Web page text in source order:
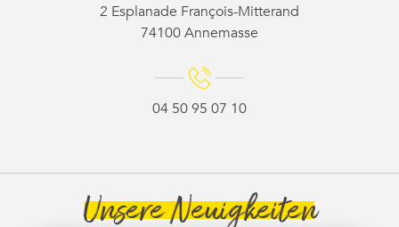
2 Esplanade François-Mitterand
74100 Annemasse
04 50 95 07 10
Unsere Neuigkeiten